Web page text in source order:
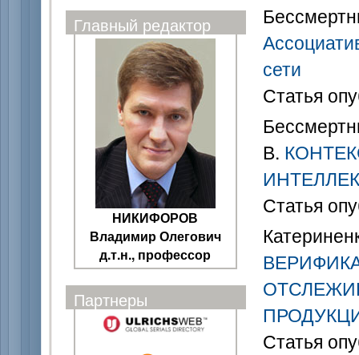
Главный редактор
НИКИФОРОВ
Владимир Олегович
д.т.н., профессор
Партнеры
сети
Статья
В.
Статья
Статья